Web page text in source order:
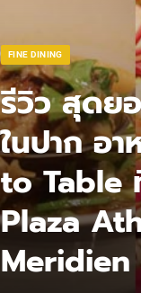
FINE DINING
รีวิว สุดย
ในปาก อ
to Table
Plaza